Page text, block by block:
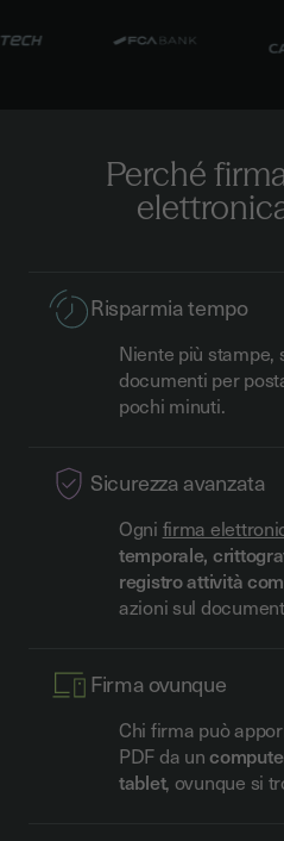
Perché
Risparmia tempo
Niente più stampe,
documenti per
pochi minuti.
Sicurezza avanzata
Ogni firma
temporale,
registro attività
azioni sul
Firma ovunque
Chi firma può
PDF da un
tablet, ovunque si